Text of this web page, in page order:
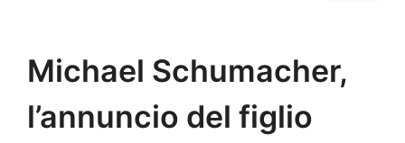
Michael Schumacher,
l’annuncio del figlio